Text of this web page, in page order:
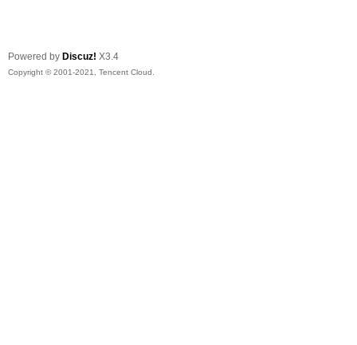
Powered by Discuz! X3.4
Copyright © 2001-2021, Tencent Cloud.